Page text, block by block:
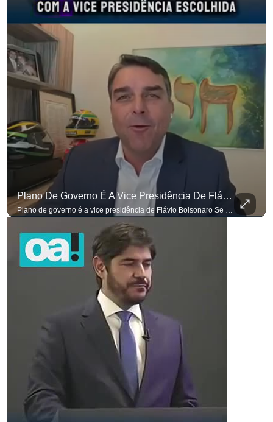
Plano De Governo É A Vice Presidência De Flávio Bolsonaro